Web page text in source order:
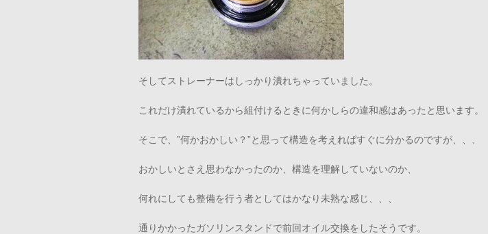
そしてストレーナーはしっかり潰れちゃっていました。
これだけ潰れているから組付けるときに何かしらの違和感はあったと思います。
そこで、”何かおかしい？”と思って構造を考えればすぐに分かるのですが、、、
おかしいとさえ思わなかったのか、構造を理解していないのか、
何れにしても整備を行う者としてはかなり未熟な感じ、、、
通りかかったガソリンスタンドで前回オイル交換をしたそうです。